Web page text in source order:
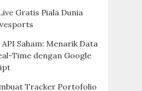
Gratis Piala Dunia
Saham: Menarik Data
Time dengan Google
Tracker Portofolio